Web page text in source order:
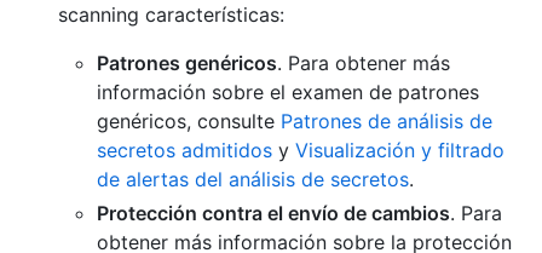
scanning características:
Patrones genéricos. Para obtener más
información sobre el examen de patrones
genéricos, consulte Patrones de análisis de
secretos admitidos y Visualización y filtrado
de alertas del análisis de secretos.
Protección contra el envío de cambios. Para
obtener más información sobre la protección